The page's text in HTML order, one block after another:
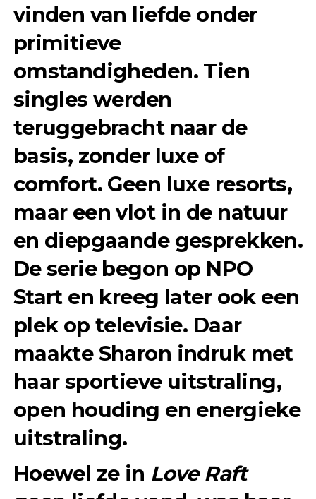
vinden van liefde onder
primitieve
omstandigheden. Tien
singles werden
teruggebracht naar de
basis, zonder luxe of
comfort. Geen luxe resorts,
maar een vlot in de natuur
en diepgaande gesprekken.
De serie begon op NPO
Start en kreeg later ook een
plek op televisie. Daar
maakte Sharon indruk met
haar sportieve uitstraling,
open houding en energieke
uitstraling.
Hoewel ze in Love Raft